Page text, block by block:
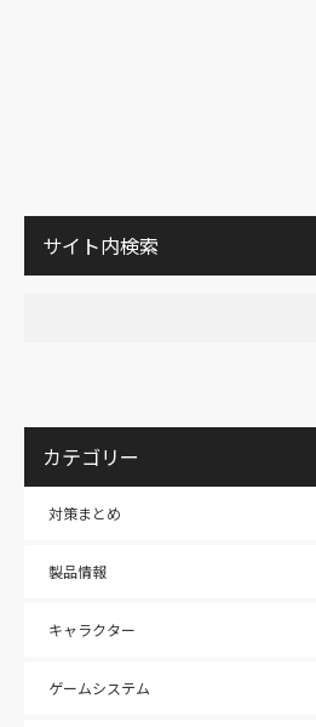
サイト内検索
カテゴリー
対策まとめ
製品情報
キャラクター
ゲームシステム